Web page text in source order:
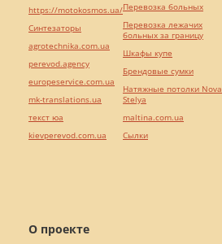
О проекте
https://motokosmos.ua/
Синтезаторы
agrotechnika.com.ua
perevod.agency
europeservice.com.ua
mk-translations.ua
текст юа
kievperevod.com.ua
Перевозка больных
Перевозка лежачих
больных за границу
Шкафы купе
Брендовые сумки
Натяжные потолки Nova
Stelya
maltina.com.ua
Cылки